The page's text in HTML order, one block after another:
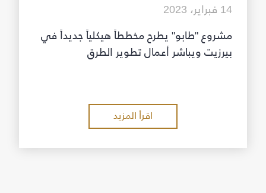
14 فبراير، 2023
مشروع "طابو" يطرح مخططاً هيكلياً جديداً في
بيرزيت ويباشر أعمال تطوير الطرق
اقرأ المزيد